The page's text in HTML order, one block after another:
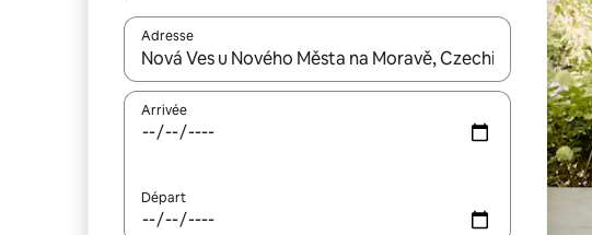
Adresse
Lorsque les résultats s'affichent, utilisez les flèches vers le
Arrivée
Départ